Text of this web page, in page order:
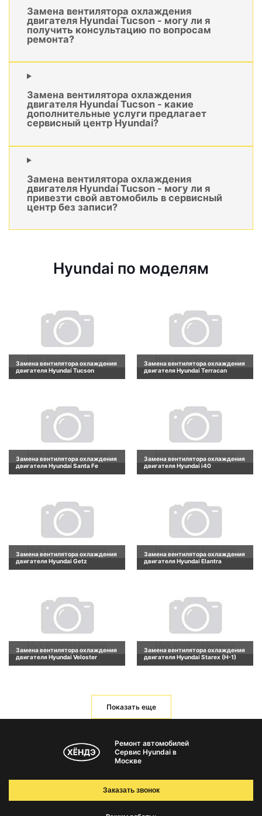
Замена вентилятора охлаждения
двигателя Hyundai Tucson - могу ли я
получить консультацию по вопросам
ремонта?
Замена вентилятора охлаждения
двигателя Hyundai Tucson - какие
дополнительные услуги предлагает
сервисный центр Hyundai?
Замена вентилятора охлаждения
двигателя Hyundai Tucson - могу ли я
привезти свой автомобиль в сервисный
центр без записи?
Hyundai по моделям
Замена вентилятора охлаждения
двигателя Hyundai Tucson
Замена вентилятора охлаждения
двигателя Hyundai Terracan
Замена вентилятора охлаждения
двигателя Hyundai Santa Fe
Замена вентилятора охлаждения
двигателя Hyundai i40
Замена вентилятора охлаждения
двигателя Hyundai Getz
Замена вентилятора охлаждения
двигателя Hyundai Elantra
Замена вентилятора охлаждения
двигателя Hyundai Veloster
Замена вентилятора охлаждения
двигателя Hyundai Starex (H-1)
Показать еще
Ремонт автомобилей
Сервис Hyundai в
Москве
Заказать звонок